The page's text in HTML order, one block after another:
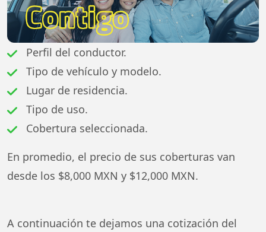
Perfil del conductor.
Tipo de vehículo y modelo.
Lugar de residencia.
Tipo de uso.
Cobertura seleccionada.
En promedio, el precio de sus coberturas van
desde los $8,000 MXN y $12,000 MXN.
A continuación te dejamos una cotización del